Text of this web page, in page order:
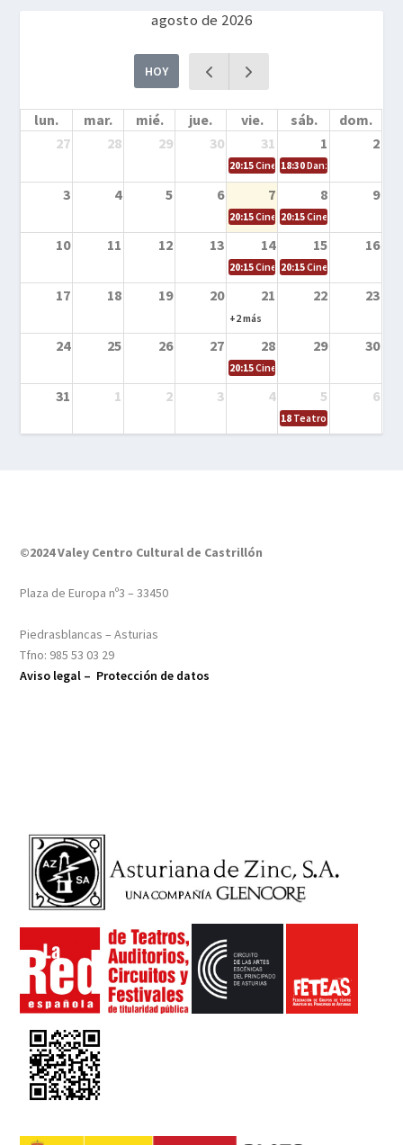
agosto de 2026
HOY
lun. mar. mié. jue. vie. sáb.
dom.
27
28 29 30 31 1 2
20:15Cine en la calle – Cómo
18:30Danza – Cita en el
3 4 5 6 7 8 9
20:15Cine en la calle – El niño y la
20:15Cine en la calle –
10 11 12 13 14 15 16
20:15Cine en la calle – Tortugas
20:15Cine en la calle –
17 18 19 20 21 22 23
+2 más
24 25 26 27 28 29 30
20:15Cine en el calle – Tintín y el
31 1 2 3 4 5 6
18 Teatro – Tres
©2024 Valey Centro Cultural de Castrillón
Plaza de Europa nº3 – 33450
Piedrasblancas – Asturias
Tfno: 985 53 03 29
Aviso legal – Protección de datos